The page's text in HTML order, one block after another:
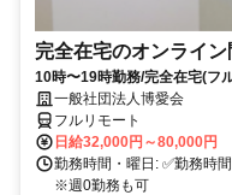
完全在宅のオンライ
10時〜19時勤務/完全在宅(フ
業務一般社団法人博愛会
フルリモート
日給32,000円～80,000円
勤務時間・曜日: ✅勤務時
※週0勤務も可